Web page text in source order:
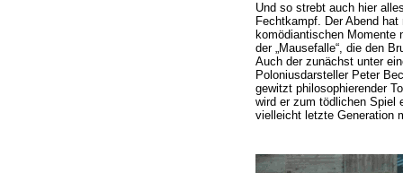
Und so strebt auch hier
Fechtkampf. Der Abend
komödiantischen Momente
der „Mausefalle“, die den
Auch der zunächst unter
Poloniusdarsteller Peter
gewitzt philosophierender
wird er zum tödlichen Spiel
vielleicht letzte Generation